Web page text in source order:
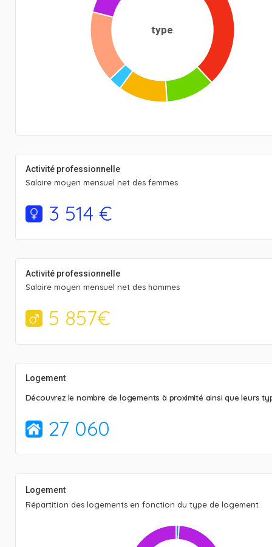
type
Activité professionnelle
Salaire moyen mensuel net des femmes
3 514 €
Activité professionnelle
Salaire moyen mensuel net des hommes
5 857€
Logement
Découvrez le nombre de logements à proximité ainsi que leurs
27 060
Logement
Répartition des logements en fonction du type de logement